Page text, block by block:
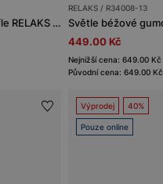
Tmavě modré pantofle RELAKS z EVA pěny
RELAKS / R34008-13
449.00 Kč
Nejnižší cena: 649.00 Kč
Původní cena: 649.00 Kč
Výprodej 40%
Pouze online